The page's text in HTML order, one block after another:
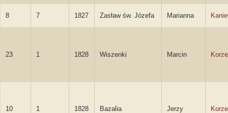
8 7 1827 Zasław św. Józefa Marianna
23 1 1828 Wiszenki Marcin
10 1 1828 Bazalia Jerzy